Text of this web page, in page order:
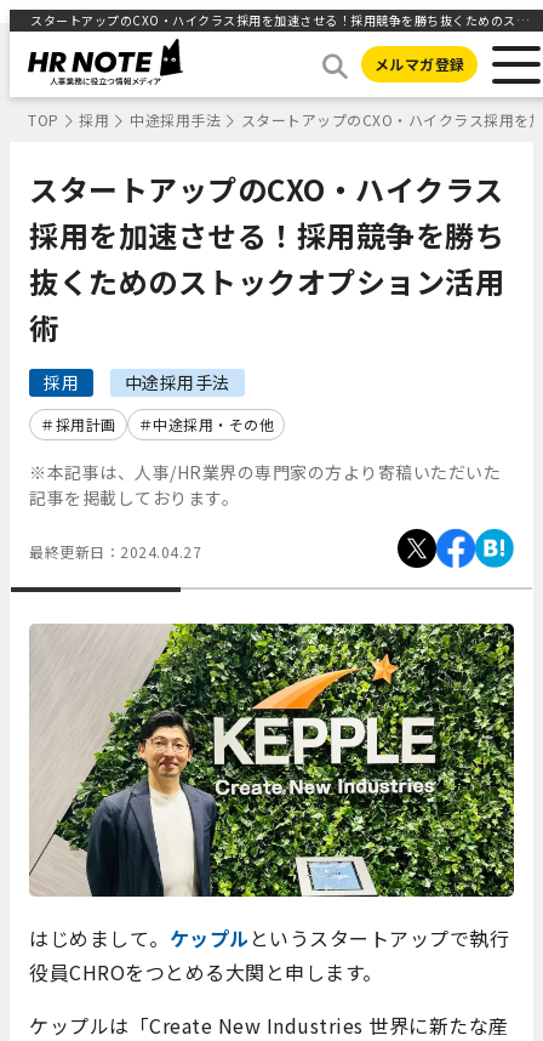
スタートアップのCXO・ハイクラス採用を加速させる！採用競争を勝ち抜くためのストックオプション活用術 ｜HR NOTE
メルマガ登録
TOP 採用 中途採用手法 スタートアップのCXO・ハイクラス採用を
スタートアップのCXO・ハイクラス
採用を加速させる！採用競争を勝ち
抜くためのストックオプション活用
術
採用 中途採用手法
採用計画 中途採用・その他
※本記事は、人事/HR業界の専門家の方より寄稿いただいた
記事を掲載しております。
最終更新日： 2024.04.27
はじめまして。 ケップルというスタートアップで執行
役員CHROをつとめる大関と申します。
ケップルは「Create New Industries 世界に新たな産